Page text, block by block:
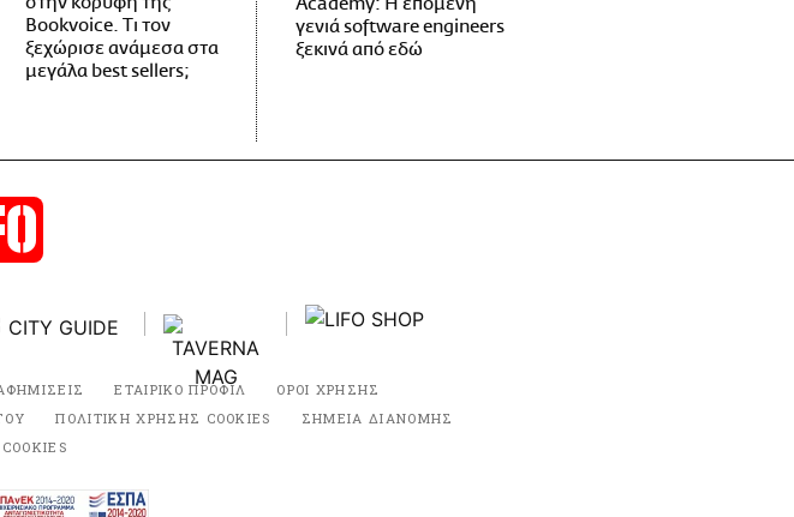
Bookvoice. Τι τον
ξεχώρισε ανάμεσα στα
μεγάλα best sellers;
γενιά software engineers
ξεκινά από εδώ
ΕΤΑΙΡΙΚΟ ΠΡΟΦΙΛ
ΟΡΟΙ ΧΡΗΣΗΣ
ΠΟΛΙΤΙΚΗ ΧΡΗΣΗΣ COOKIES
ΣΗΜΕΙΑ ΔΙΑΝΟΜΗΣ